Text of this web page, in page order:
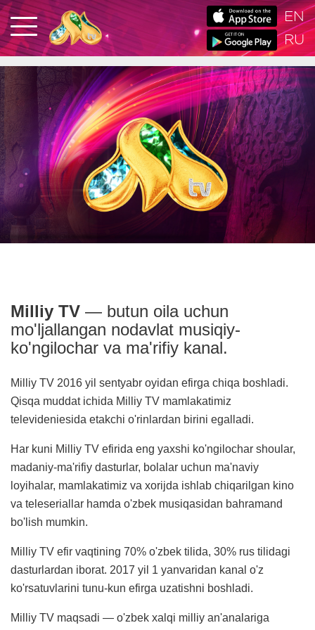
EN
RU
Milliy TV — butun oila uchun
mo'ljallangan nodavlat musiqiy-
ko'ngilochar va ma'rifiy kanal.
Milliy TV 2016 yil sentyabr oyidan efirga chiqa boshladi.
Qisqa muddat ichida Milliy TV mamlakatimiz
televideniesida etakchi o'rinlardan birini egalladi.
Har kuni Milliy TV efirida eng yaxshi ko'ngilochar shoular,
madaniy-ma'rifiy dasturlar, bolalar uchun ma'naviy
loyihalar, mamlakatimiz va xorijda ishlab chiqarilgan kino
va teleseriallar hamda o'zbek musiqasidan bahramand
bo'lish mumkin.
Milliy TV efir vaqtining 70% o'zbek tilida, 30% rus tilidagi
dasturlardan iborat. 2017 yil 1 yanvaridan kanal o'z
ko'rsatuvlarini tunu-kun efirga uzatishni boshladi.
Milliy TV maqsadi — o'zbek xalqi milliy an'analariga